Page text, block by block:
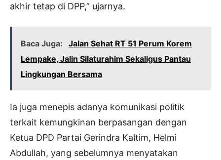
akhir tetap di DPP,” ujarnya.
Baca Juga:
Jalan Sehat RT 51 Perum Korem
Lempake, Jalin Silaturahim Sekaligus Pantau
Lingkungan Bersama
Ia juga menepis adanya komunikasi politik
terkait kemungkinan berpasangan dengan
Ketua DPD Partai Gerindra Kaltim, Helmi
Abdullah, yang sebelumnya menyatakan